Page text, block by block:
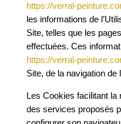
https://verral-
les informations de
Site, telles que les
effectuées. Ces
https://verral-
Site, de la navigation de
Les Cookies facilitant la
des services proposés